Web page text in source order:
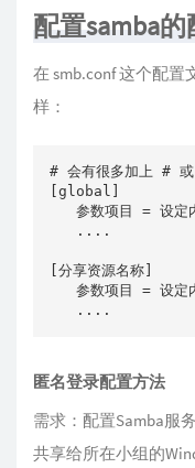
配置samba
在 smb.conf 这个配
样：
# 会有很多加上 # 或
[global]
参数项目 = 设定
   ....
[分享资源名称]
参数项目 = 设定
   ....
匿名登录配置方法
需求：配置Samba服
共享给所在小组的